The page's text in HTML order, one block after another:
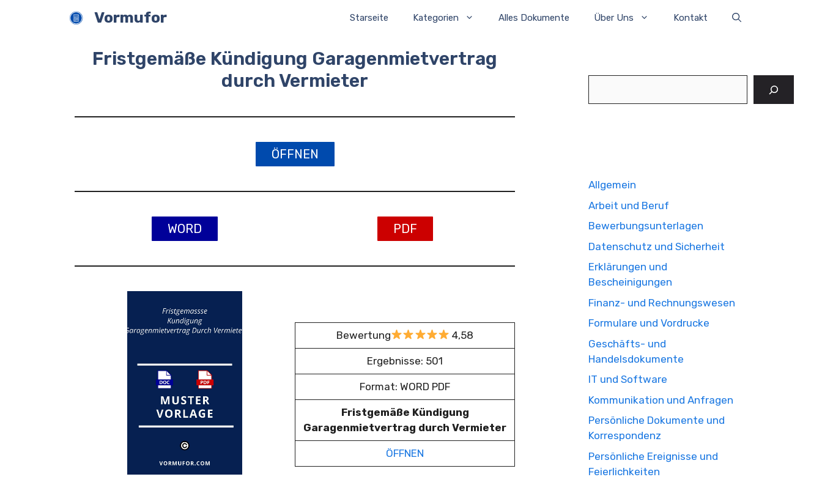
Vormufor Starseite Kategorien Alles Dokumente Über Uns Kontakt
Fristgemäße Kündigung Garagenmietvertrag
durch Vermieter
ÖFFNEN
WORD PDF
Bewertung 4,58
Ergebnisse: 501
Format: WORD PDF
Fristgemäße Kündigung
Garagenmietvertrag durch Vermieter
ÖFFNEN
Allgemein
Arbeit und Beruf
Bewerbungsunterlagen
Datenschutz und Sicherheit
Erklärungen und
Bescheinigungen
Finanz- und Rechnungswesen
Formulare und Vordrucke
Geschäfts- und
Handelsdokumente
IT und Software
Kommunikation und Anfragen
Persönliche Dokumente und
Korrespondenz
Persönliche Ereignisse und
Feierlichkeiten